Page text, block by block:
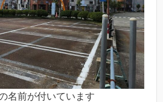
名前が付いています